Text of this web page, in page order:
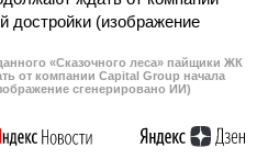
«Сказочного леса» пайщики ЖК
от компании Capital Group начала
сгенерировано ИИ)